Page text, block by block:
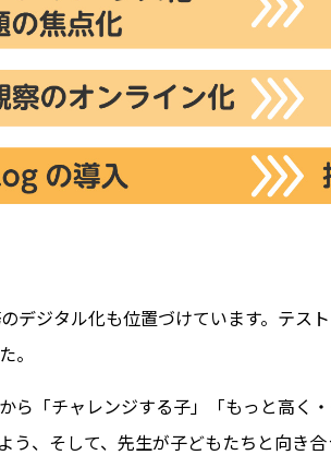
ジタル化も位置づけています。テス
。
「チャレンジする子」「もっと高く
、そして、先生が子どもたちと向き